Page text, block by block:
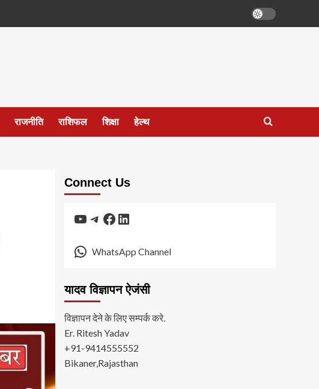
राजनीति राशिफल शिक्षा हेल्थ
Connect Us
YouTube
Telegram
Facebook
LinkedIn
WhatsApp Channel
यादव विज्ञापन ऐजंसी
विज्ञापन देने के लिए सम्पर्क करे.
Er. Ritesh Yadav
+91-9414555552
Bikaner,Rajasthan